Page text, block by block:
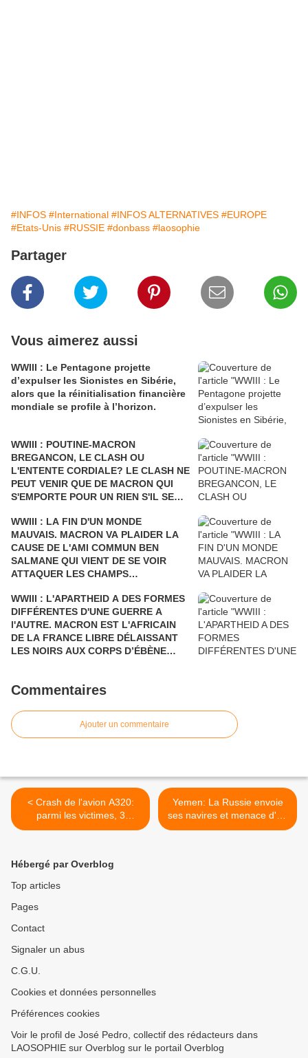
#INFOS #International #INFOS ALTERNATIVES #EUROPE
#Etats-Unis #RUSSIE #donbass #laosophie
Partager
Vous aimerez aussi
WWIII : Le Pentagone projette
d’expulser les Sionistes en Sibérie,
alors que la réinitialisation financière
mondiale se profile à l’horizon.
WWIII : POUTINE-MACRON
BREGANCON, LE CLASH OU
L'ENTENTE CORDIALE? LE CLASH NE
PEUT VENIR QUE DE MACRON QUI
S'EMPORTE POUR UN RIEN S'IL SE
ÉTÉ SARKOZY!
WWIII : LA FIN D'UN MONDE
MAUVAIS. MACRON VA PLAIDER LA
CAUSE DE L'AMI COMMUN BEN
SALMANE QUI VIENT DE SE VOIR
ATTAQUER LES CHAMPS
ET D'ARAMCO PAR LE YÉMEN Où LA
FRANCE BOMBARDE LES ENFANTS
ET LES CIVILS, AU PRÉSIDENT DE
TOUTES LES RUSSIES.
WWIII : L'APARTHEID A DES FORMES
DIFFÉRENTES D'UNE GUERRE A
l'AUTRE. MACRON EST L'AFRICAIN
DE LA FRANCE LIBRE DÉLAISSANT
LES NOIRS AUX CORPS D’ÉBÈNE
DÉBARQUEMENT DE PROVENCE. UN
GOUMIERS, SPAHIS ET TIRAILLEURS
QUI N’ÉTAIENT PAS REPRÉSENTÉS.
Commentaires
Ajouter un commentaire
< Crash de l'avion A320:
parmi les victimes, 3
Américains dont 2
Russes selon la CIA!
Yemen: La Russie envoie
ses navires et menace d'un
débarquement dans 24
Hébergé par Overblog
Top articles
Pages
Contact
Signaler un abus
C.G.U.
Cookies et données personnelles
Préférences cookies
Voir le profil de José Pedro, collectif des rédacteurs dans
LAOSOPHIE sur Overblog sur le portail Overblog